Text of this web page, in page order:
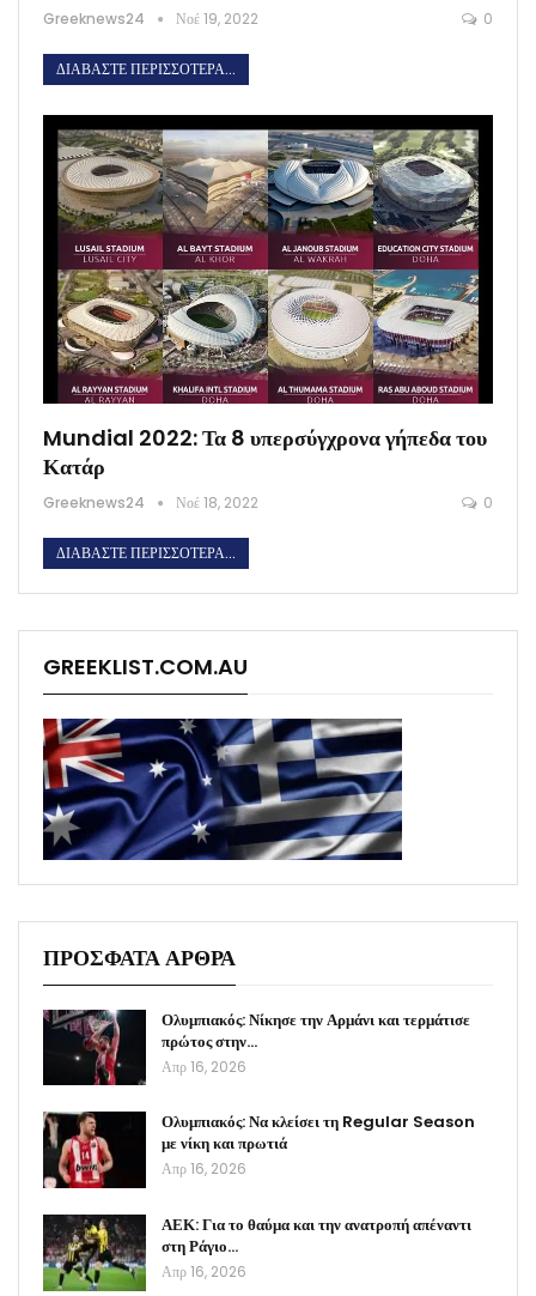
Greeknews24 Νοέ 19, 2022 0
ΔΙΑΒΆΣΤΕ ΠΕΡΙΣΣΌΤΕΡΑ...
Mundial 2022: Τα 8 υπερσύγχρονα γήπεδα του
Κατάρ
Greeknews24 Νοέ 18, 2022 0
ΔΙΑΒΆΣΤΕ ΠΕΡΙΣΣΌΤΕΡΑ...
GREEKLIST.COM.AU
ΠΡΟΣΦΑΤΑ ΑΡΘΡΑ
Ολυμπιακός: Νίκησε την Αρμάνι και τερμάτισε
πρώτος στην…
Απρ 16, 2026
Ολυμπιακός: Να κλείσει τη Regular Season
με νίκη και πρωτιά
Απρ 16, 2026
ΑΕΚ: Για το θαύμα και την ανατροπή απέναντι
στη Ράγιο…
Απρ 16, 2026